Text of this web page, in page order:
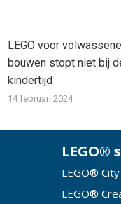
LEGO voor
bouwen stopt niet bij
kindertijd
14 februari 2024
LEGO®
LEGO® City
LEGO®